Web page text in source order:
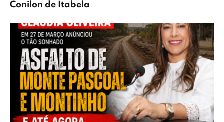
Conilon de Itabela